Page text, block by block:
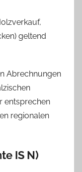
geltend
Abrechnungen
entsprechen
regionalen
IS N)